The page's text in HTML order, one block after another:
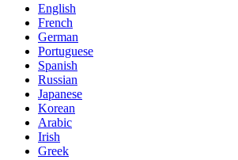
English
French
German
Portuguese
Spanish
Russian
Japanese
Korean
Arabic
Irish
Greek